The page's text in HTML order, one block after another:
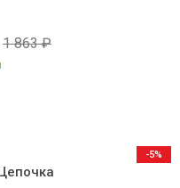
1 863₽
-5%